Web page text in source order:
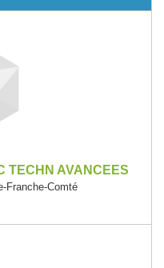
TECHN AVANCEES
Franche-Comté